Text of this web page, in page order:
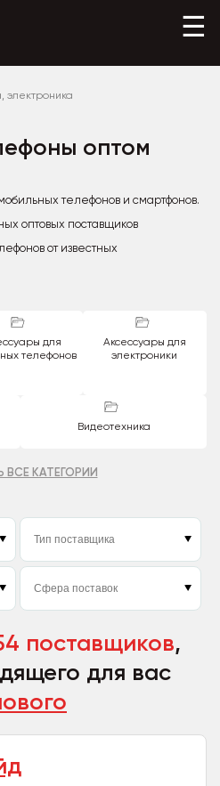
☰
электроника
оптом
телефонов и смартфонов.
оптовых поставщиков
от известных
для
телефонов
Аксессуары для
электроники
Видеотехника
ВСЕ КАТЕГОРИИ
поставщиков,
для вас